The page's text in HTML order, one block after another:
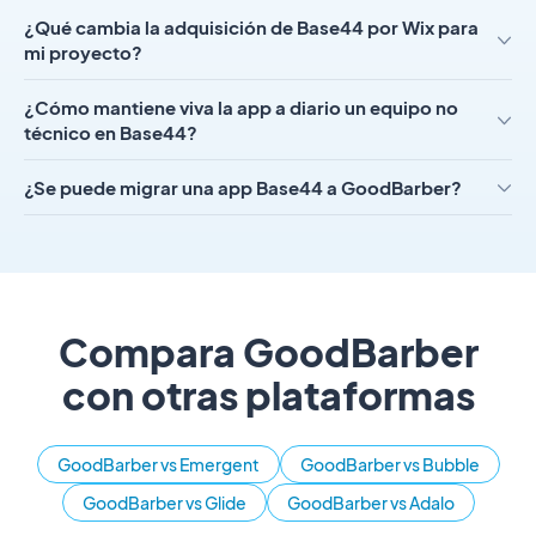
¿Qué cambia la adquisición de Base44 por Wix para
mi proyecto?
¿Cómo mantiene viva la app a diario un equipo no
técnico en Base44?
¿Se puede migrar una app Base44 a GoodBarber?
Compara GoodBarber
con otras plataformas
GoodBarber vs Emergent
GoodBarber vs Bubble
GoodBarber vs Glide
GoodBarber vs Adalo